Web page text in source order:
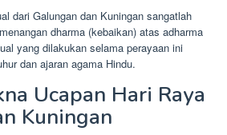
dari Galungan dan Kuningan sangatlah
dharma (kebaikan) atas adharma
yang dilakukan selama perayaan ini
dan ajaran agama Hindu.
Ucapan Hari Raya
Kuningan